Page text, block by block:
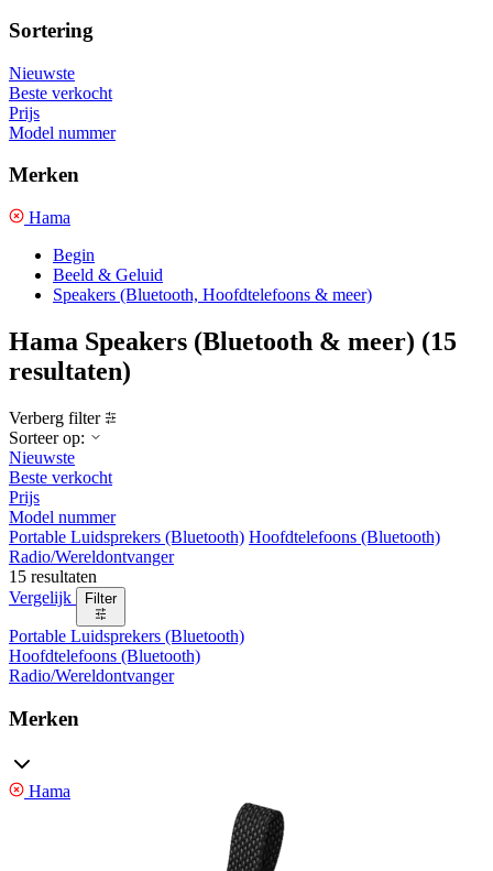
Sortering
Nieuwste
Beste verkocht
Prijs
Model nummer
Merken
Hama
Begin
Beeld & Geluid
Speakers (Bluetooth, Hoofdtelefoons & meer)
Hama Speakers (Bluetooth & meer) (15
resultaten)
Verberg filter
Sorteer op:
Nieuwste
Beste verkocht
Prijs
Model nummer
Portable Luidsprekers (Bluetooth) Hoofdtelefoons (Bluetooth)
Radio/Wereldontvanger
15 resultaten
Vergelijk
Filter
Portable Luidsprekers (Bluetooth)
Hoofdtelefoons (Bluetooth)
Radio/Wereldontvanger
Merken
Hama